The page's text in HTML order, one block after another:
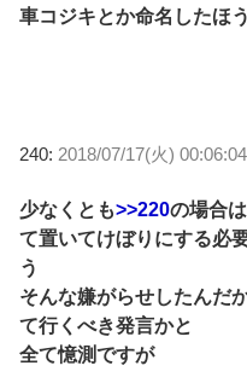
車コジキとか命名したほ
240: 2018/07/17(火)
少なくとも>>220の場合
て置いてけぼりにする必
う
そんな嫌がらせしたんだ
て行くべき発言かと
全て憶測ですが